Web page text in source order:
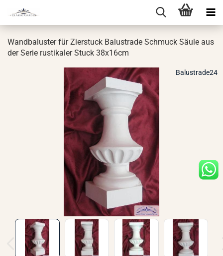
Wand­ba­lus­ter für Zier­stuck Ba­lus­tra­de Schmuck Säule aus
der Serie rus­ti­ka­ler Stuck 38x16cm
Balustrade24